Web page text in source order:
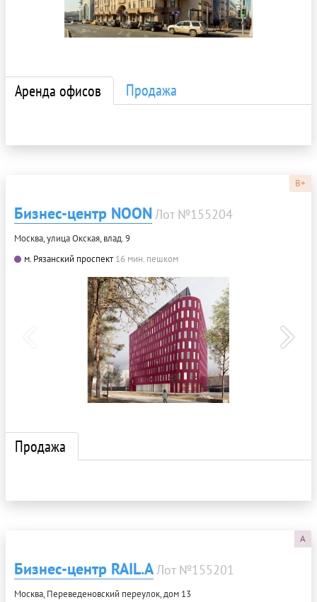
Аренда офисов Продажа
B+
Бизнес-центр NOONЛот №155204
Москва, улица Окская, влад. 9
м. Рязанский проспект 16 мин. пешком
Продажа
A
Бизнес-центр RAIL.AЛот №155201
Москва, Переведеновский переулок, дом 13